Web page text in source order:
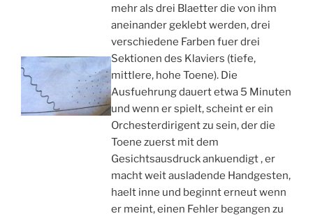
mehr als drei Blaetter die von ihm
aneinander geklebt werden, drei
verschiedene Farben fuer drei
Sektionen des Klaviers (tiefe,
mittlere, hohe Toene). Die
Ausfuehrung dauert etwa 5 Minuten
und wenn er spielt, scheint er ein
Orchesterdirigent zu sein, der die
Toene zuerst mit dem
Gesichtsausdruck ankuendigt , er
macht weit ausladende Handgesten,
haelt inne und beginnt erneut wenn
er meint, einen Fehler begangen zu